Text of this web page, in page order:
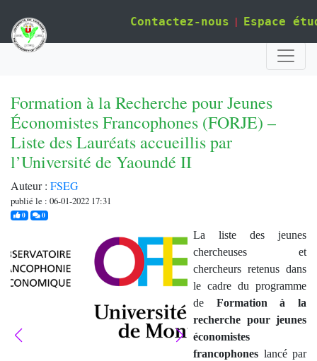
Contactez-nous | Espace
Formation à la Recherche pour Jeunes
Économistes Francophones (FORJE) –
Liste des Lauréats accueillis par
l’Université de Yaoundé II
Auteur : FSEG
publié le : 06-01-2022 17:31
0j'aime0commentaires
La liste des jeunes
chercheuses et
chercheurs retenus dans
le cadre du programme
de Formation à la
recherche pour jeunes
économistes
francophones lancé par